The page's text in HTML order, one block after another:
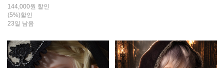
144,000원 할인
(5%)할인
23일 남음